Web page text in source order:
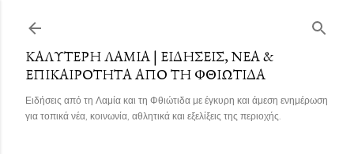
ΚΑΛΎΤΕΡΗ ΛΑΜΊΑ | ΕΙΔΉΣΕΙΣ, ΝΈΑ &
ΕΠΙΚΑΙΡΌΤΗΤΑ ΑΠΌ ΤΗ ΦΘΙΏΤΙΔΑ
Ειδήσεις από τη Λαμία και τη Φθιώτιδα με έγκυρη και άμεση ενημέρωση
για τοπικά νέα, κοινωνία, αθλητικά και εξελίξεις της περιοχής.